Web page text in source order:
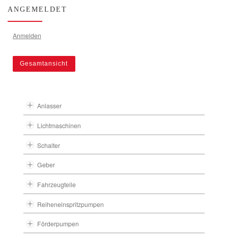
ANGEMELDET
Anmelden
Gesamtansicht
Anlasser
Lichtmaschinen
Schalter
Geber
Fahrzeugteile
Reiheneinspritzpumpen
Förderpumpen